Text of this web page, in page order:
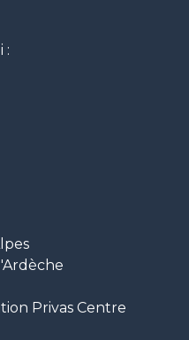
:
Privas Centre